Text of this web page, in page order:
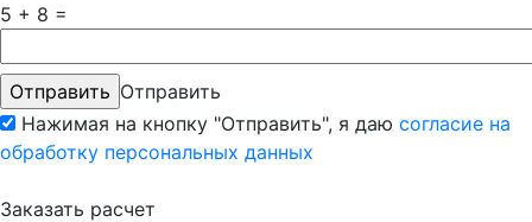
5 + 8 =
Отправить
Нажимая на кнопку "Отправить", я даю согласие на
обработку персональных данных
Заказать расчет